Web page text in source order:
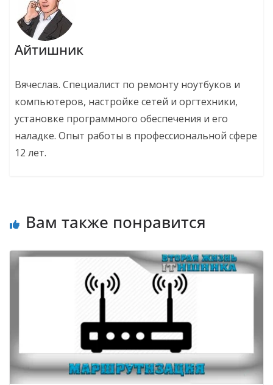
Айтишник
Вячеслав. Специалист по ремонту ноутбуков и
компьютеров, настройке сетей и оргтехники,
установке программного обеспечения и его
наладке. Опыт работы в профессиональной сфере
12 лет.
Вам также понравится